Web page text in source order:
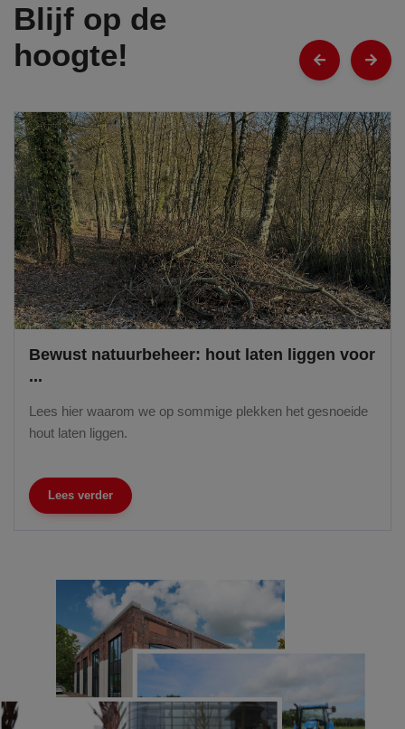
Blijf op de
hoogte!
natuurbeheer: hout laten liggen voor
hier waarom we op sommige plekken het gesnoeide
laten liggen.
Lees verder